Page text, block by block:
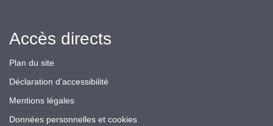
Accès directs
Plan du site
Déclaration d’accessibilité
Mentions légales
Données personnelles et cookies